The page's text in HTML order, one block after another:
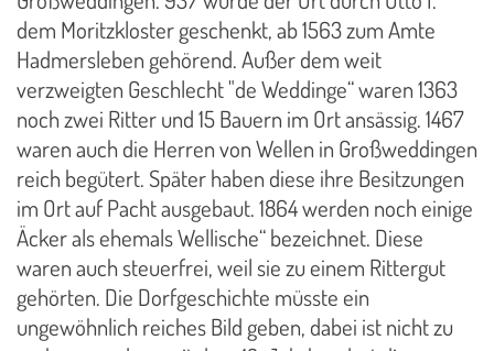
dem Moritzkloster geschenkt, ab 1563 zum Amte
Hadmersleben gehörend. Außer dem weit
verzweigten Geschlecht "de Weddinge“ waren 1363
noch zwei Ritter und 15 Bauern im Ort ansässig. 1467
waren auch die Herren von Wellen in Großweddingen
reich begütert. Später haben diese ihre Besitzungen
im Ort auf Pacht ausgebaut. 1864 werden noch einige
Äcker als ehemals Wellische“ bezeichnet. Diese
waren auch steuerfrei, weil sie zu einem Rittergut
gehörten. Die Dorfgeschichte müsste ein
ungewöhnlich reiches Bild geben, dabei ist nicht zu